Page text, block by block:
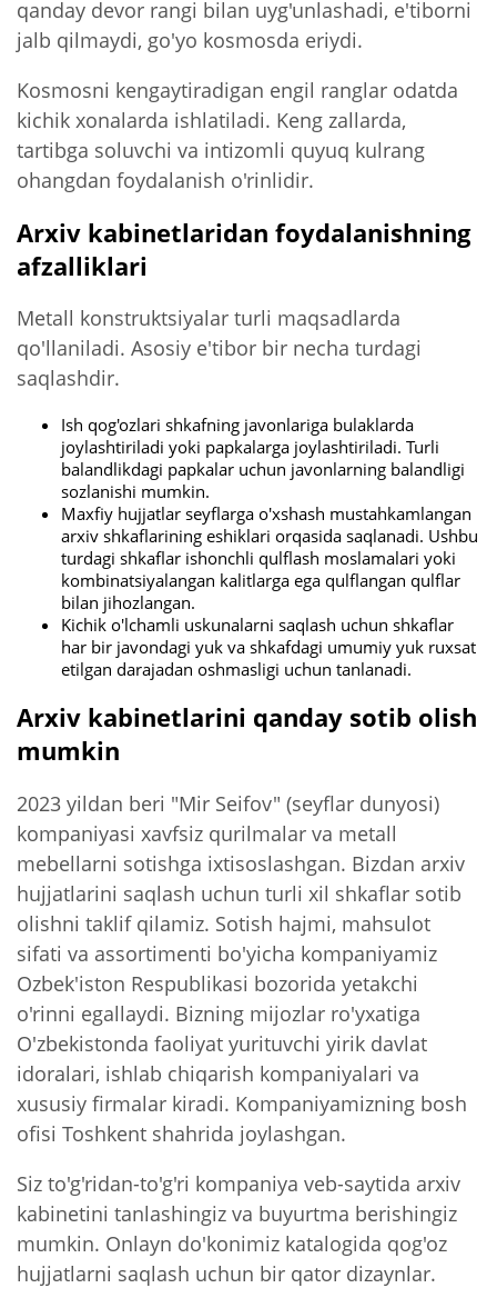
qanday devor rangi bilan uyg'unlashadi, e'tiborni
jalb qilmaydi, go'yo kosmosda eriydi.
Kosmosni kengaytiradigan engil ranglar odatda
kichik xonalarda ishlatiladi. Keng zallarda,
tartibga soluvchi va intizomli quyuq kulrang
ohangdan foydalanish o'rinlidir.
Arxiv kabinetlaridan foydalanishning
afzalliklari
Metall konstruktsiyalar turli maqsadlarda
qo'llaniladi. Asosiy e'tibor bir necha turdagi
saqlashdir.
Ish qog'ozlari shkafning javonlariga bulaklarda
joylashtiriladi yoki papkalarga joylashtiriladi. Turli
balandlikdagi papkalar uchun javonlarning balandligi
sozlanishi mumkin.
Maxfiy hujjatlar seyflarga o'xshash mustahkamlangan
arxiv shkaflarining eshiklari orqasida saqlanadi. Ushbu
turdagi shkaflar ishonchli qulflash moslamalari yoki
kombinatsiyalangan kalitlarga ega qulflangan qulflar
bilan jihozlangan.
Kichik o'lchamli uskunalarni saqlash uchun shkaflar
har bir javondagi yuk va shkafdagi umumiy yuk ruxsat
etilgan darajadan oshmasligi uchun tanlanadi.
Arxiv kabinetlarini qanday sotib olish
mumkin
2023 yildan beri "Mir Seifov" (seyflar dunyosi)
kompaniyasi xavfsiz qurilmalar va metall
mebellarni sotishga ixtisoslashgan. Bizdan arxiv
hujjatlarini saqlash uchun turli xil shkaflar sotib
olishni taklif qilamiz. Sotish hajmi, mahsulot
sifati va assortimenti bo'yicha kompaniyamiz
Ozbek'iston Respublikasi bozorida yetakchi
o'rinni egallaydi. Bizning mijozlar ro'yxatiga
O'zbekistonda faoliyat yurituvchi yirik davlat
idoralari, ishlab chiqarish kompaniyalari va
xususiy firmalar kiradi. Kompaniyamizning bosh
ofisi Toshkent shahrida joylashgan.
Siz to'g'ridan-to'g'ri kompaniya veb-saytida arxiv
kabinetini tanlashingiz va buyurtma berishingiz
mumkin. Onlayn do'konimiz katalogida qog'oz
hujjatlarni saqlash uchun bir qator dizaynlar.